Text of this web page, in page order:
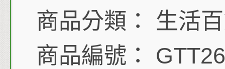
商品分類：
生活
商品編號：